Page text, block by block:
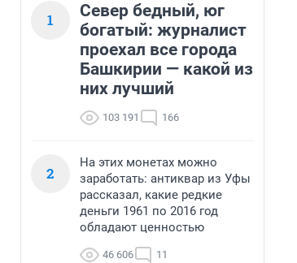
1
Север бедный, юг
богатый: журналист
проехал все города
Башкирии — какой из
них лучший
103 191 166
2
На этих монетах можно
заработать: антиквар из Уфы
рассказал, какие редкие
деньги 1961 по 2016 год
обладают ценностью
46 606 11